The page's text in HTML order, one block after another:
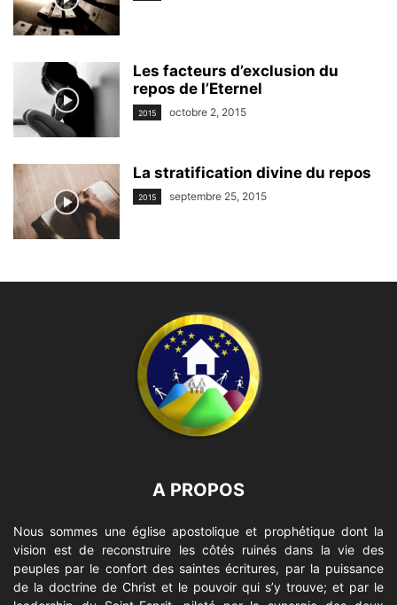
Les facteurs d’exclusion du
repos de l’Eternel
2015 octobre 2, 2015
La stratification divine du repos
2015 septembre 25, 2015
A PROPOS
Nous sommes une église apostolique et prophétique dont la
vision est de reconstruire les côtés ruinés dans la vie des
peuples par le confort des saintes écritures, par la puissance
de la doctrine de Christ et le pouvoir qui s’y trouve; et par le